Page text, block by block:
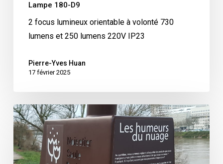
Lampe 180-D9
2 focus lumineux orientable à volonté 730
lumens et 250 lumens 220V IP23
Pierre-Yves Huan
17 février 2025